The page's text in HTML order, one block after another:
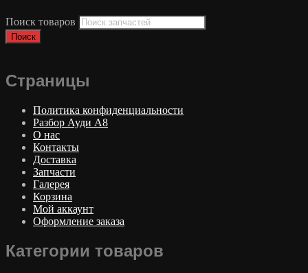
Поиск товаров
Поиск
Страницы
Политика конфиденциальности
Разбор Ауди А8
О нас
Контакты
Доставка
Запчасти
Галерея
Корзина
Мой аккаунт
Оформление заказа
Категории товаров